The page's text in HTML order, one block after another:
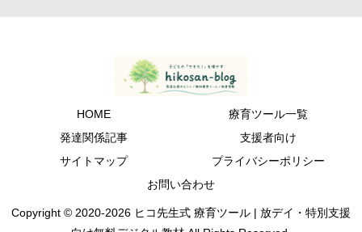
HOME
療育ツール一覧
発達関係記事
支援者向け
サイトマップ
プライバシーポリシー
お問い合わせ
Copyright © 2020-2026 ヒコ先生式 療育ツール | 放デイ・特別支援